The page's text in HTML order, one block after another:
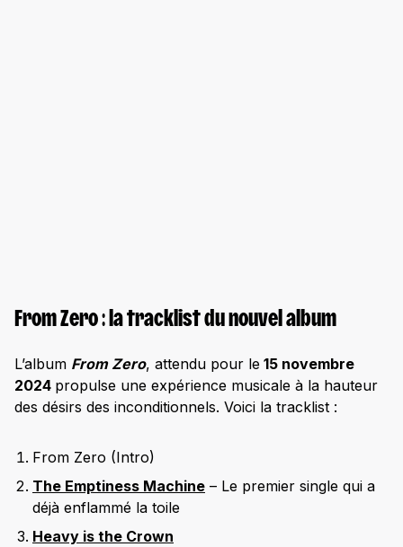
From Zero : la tracklist du nouvel album
L’album From Zero, attendu pour le 15 novembre
2024 propulse une expérience musicale à la hauteur
des désirs des inconditionnels. Voici la tracklist :
From Zero (Intro)
The Emptiness Machine – Le premier single qui a
déjà enflammé la toile
Heavy is the Crown